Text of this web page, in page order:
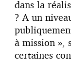
dans la
? A un
à mission »,
certaines